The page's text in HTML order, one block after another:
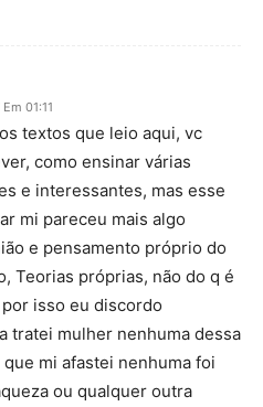
01:11
textos que leio aqui, vc
como ensinar várias
e interessantes, mas esse
mi pareceu mais algo
e pensamento próprio do
Teorias próprias, não do q é
isso eu discordo
tratei mulher nenhuma dessa
mi afastei nenhuma foi
ou qualquer outra